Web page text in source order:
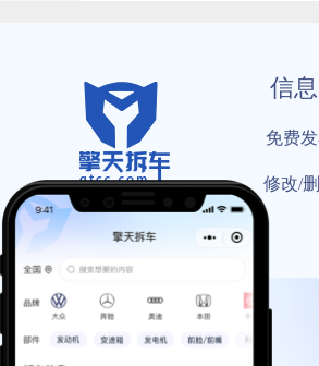
信
免费
修改/